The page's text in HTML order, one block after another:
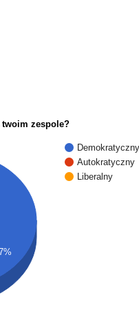
zespole?
Demokratyczny
Autokratyczny
Liberalny